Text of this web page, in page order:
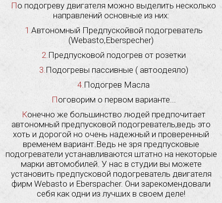
По подогреву двигателя можно выделить несколько
направлений основные из них:
1.Автономный Предпускойвой подогреватель
(Webasto,Eberspecher)
2.Предпусковой подогрев от розетки
3.Подогревы пассивные ( автоодеяло)
4.Подогрев Масла
Поговорим о первом варианте...
Конечно же большинство людей предпочитает
автономный предпусковой подогреватель,ведь это
хоть и дорогой но очень надежный и проверенный
временем вариант.Ведь не зря предпусковые
подогреватели устанавливаются штатно на некоторые
марки автомобилей. У нас в студии вы можете
установить предпусковой подогреватель двигателя
фирм Webasto и Eberspacher. Они зарекомендовали
себя как одни из лучших в своем деле!